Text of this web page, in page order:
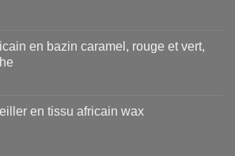
en bazin caramel, rouge et vert,
en tissu africain wax